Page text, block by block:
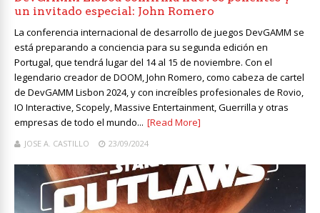
un invitado especial: John Romero
La conferencia internacional de desarrollo de juegos DevGAMM se
está preparando a conciencia para su segunda edición en
Portugal, que tendrá lugar del 14 al 15 de noviembre. Con el
legendario creador de DOOM, John Romero, como cabeza de cartel
de DevGAMM Lisbon 2024, y con increíbles profesionales de Rovio,
IO Interactive, Scopely, Massive Entertainment, Guerrilla y otras
empresas de todo el mundo... [Read More]
JOSE A. CASTILLO 23/09/2024